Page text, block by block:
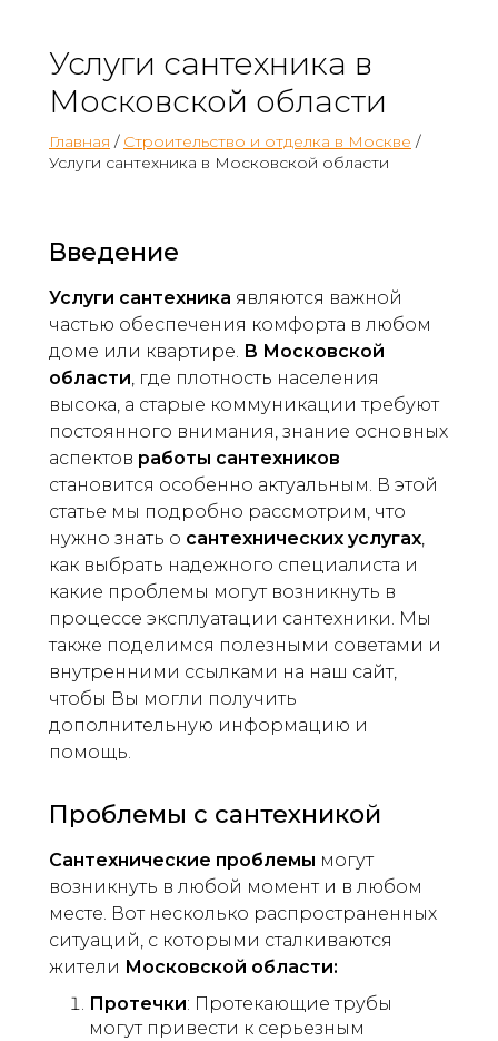
Услуги сантехника в
Московской области
Главная / Строительство и отделка в Москве /
Услуги сантехника в Московской области
Введение
Услуги сантехника являются важной
частью обеспечения комфорта в любом
доме или квартире. В Московской
области, где плотность населения
высока, а старые коммуникации требуют
постоянного внимания, знание основных
аспектов работы сантехников
становится особенно актуальным. В этой
статье мы подробно рассмотрим, что
нужно знать о сантехнических услугах,
как выбрать надежного специалиста и
какие проблемы могут возникнуть в
процессе эксплуатации сантехники. Мы
также поделимся полезными советами и
внутренними ссылками на наш сайт,
чтобы Вы могли получить
дополнительную информацию и
помощь.
Проблемы с сантехникой
Сантехнические проблемы могут
возникнуть в любой момент и в любом
месте. Вот несколько распространенных
ситуаций, с которыми сталкиваются
жители Московской области:
Протечки: Протекающие трубы
могут привести к серьезным